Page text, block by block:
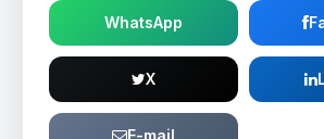
WhatsApp
X
E-mail